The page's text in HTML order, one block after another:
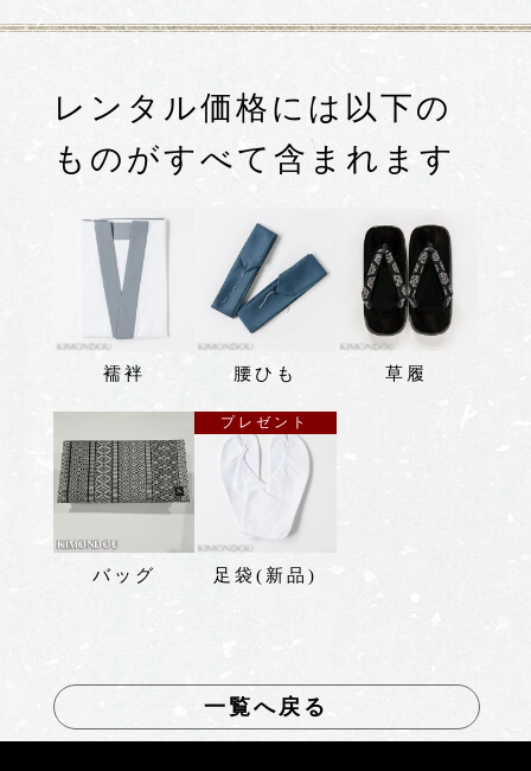
レンタル価格には以下の
ものがすべて含まれます
襦袢 腰ひも 草履
バッグ
プレゼント
足袋(新品)
一覧へ戻る